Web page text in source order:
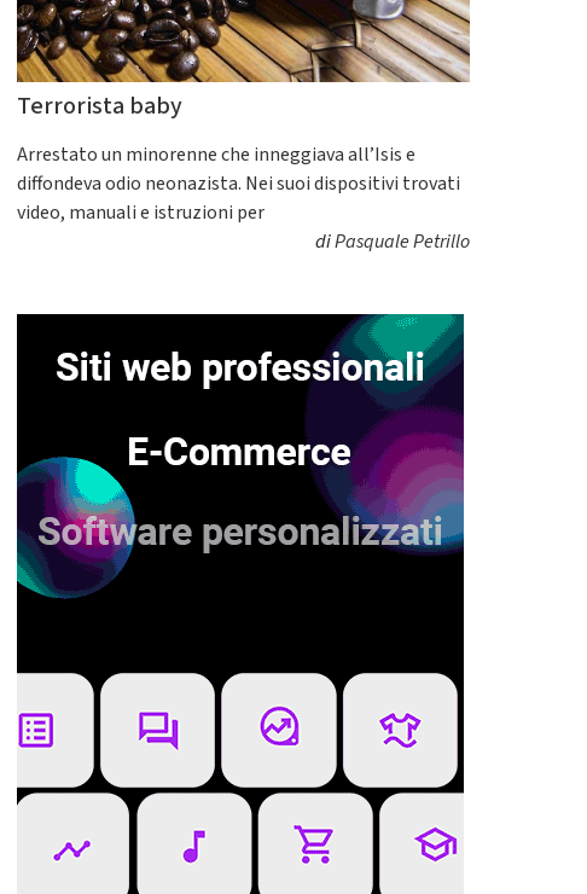
Terrorista baby
Arrestato un minorenne che inneggiava all’Isis e
diffondeva odio neonazista. Nei suoi dispositivi trovati
video, manuali e istruzioni per
diPasquale Petrillo